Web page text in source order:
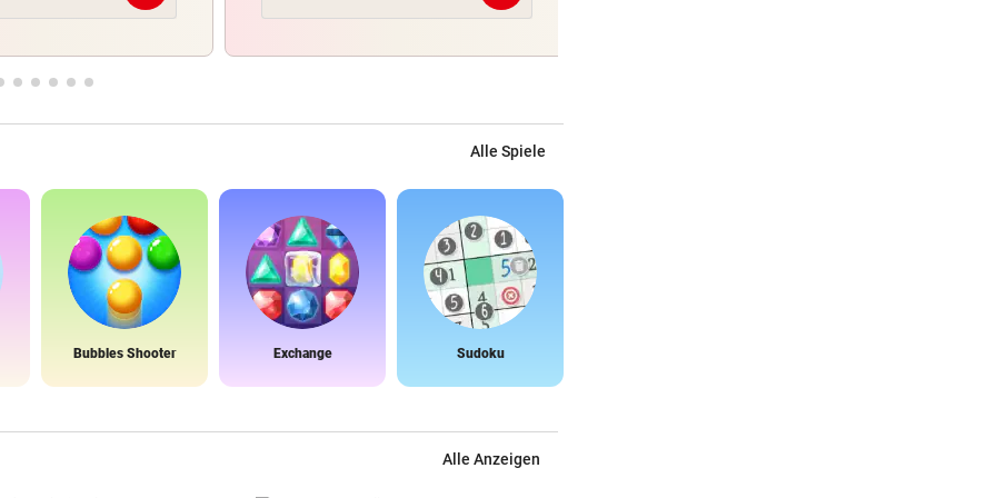
Alle Spiele
Bubbles Shooter Exchange Sudoku
Alle Anzeigen